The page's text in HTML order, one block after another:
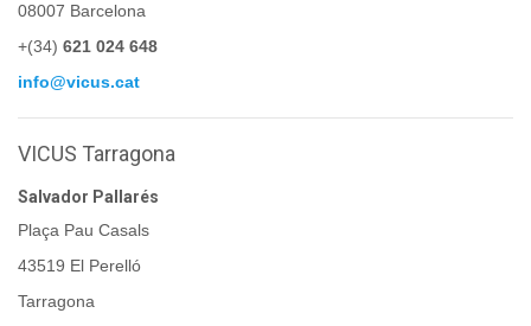
08007 Barcelona
+(34) 621 024 648
info@vicus.cat
VICUS Tarragona
Salvador Pallarés
Plaça Pau Casals
43519 El Perelló
Tarragona